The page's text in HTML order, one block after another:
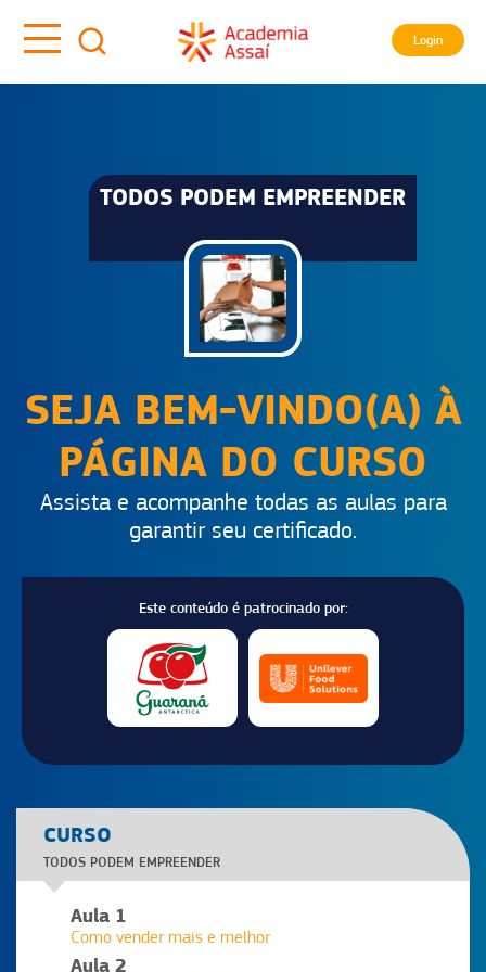
Login
TODOS PODEM EMPREENDER
SEJA BEM-VINDO(A) À
PÁGINA DO CURSO
Assista e acompanhe todas as aulas para
garantir seu certificado.
Este conteúdo é patrocinado por:
CURSO
TODOS PODEM EMPREENDER
Aula 1
Como vender mais e melhor
Aula 2